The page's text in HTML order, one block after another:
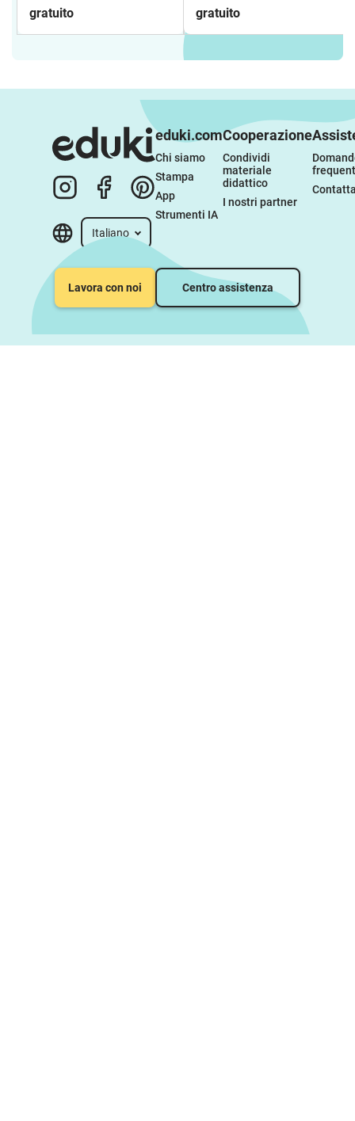
gratuito
gratuito
Italiano
eduki.com
Chi siamo
Stampa
App
Strumenti IA
Cooperazione
Condividi
materiale
didattico
I nostri partner
Lavora con noi Centro assistenza